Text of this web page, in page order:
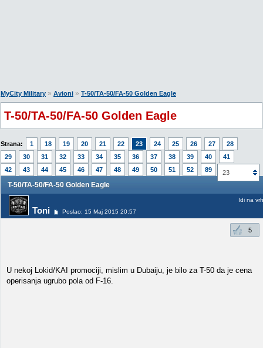
MyCity Military » Avioni » T-50/TA-50/FA-50 Golden Eagle
T-50/TA-50/FA-50 Golden Eagle
Strana: 1 18 19 20 21 22 23 24 25 26 27
28
29
30 31 32 33 34 35 36 37 38 39 40
41
42
43 44 45 46 47 48 49 50 51 52 89 23
T-50/TA-50/FA-50 Golden Eagle
Toni Poslao: 15 Maj 2015 20:57
Idi na vrh
5
U nekoj Lokid/KAI promociji, mislim u Dubaiju, je bilo za T-50 da je cena
operisanja ugrubo pola od F-16.